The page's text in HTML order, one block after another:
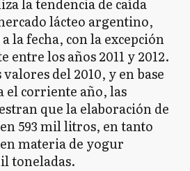
la tendencia de caída
lácteo argentino,
la fecha, con la excepción
entre los años 2011 y 2012.
del 2010, y en base
el corriente año, las
que la elaboración de
593 mil litros, en tanto
materia de yogur
toneladas.